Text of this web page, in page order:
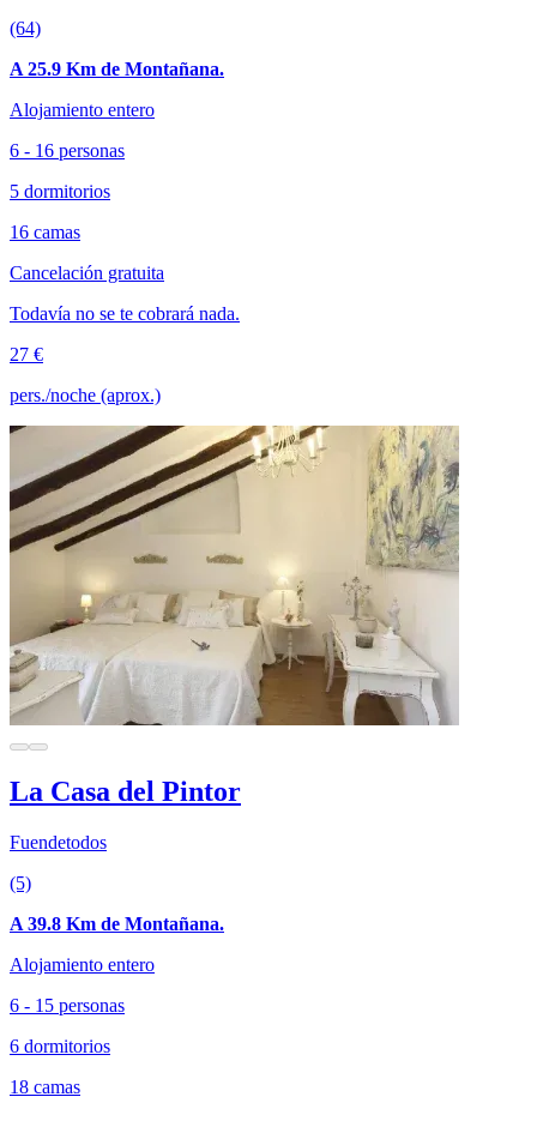
(64)
A 25.9 Km de Montañana.
Alojamiento entero
6 - 16 personas
5 dormitorios
16 camas
Cancelación gratuita
Todavía no se te cobrará nada.
27 €
pers./noche (aprox.)
La Casa del Pintor
Fuendetodos
(5)
A 39.8 Km de Montañana.
Alojamiento entero
6 - 15 personas
6 dormitorios
18 camas